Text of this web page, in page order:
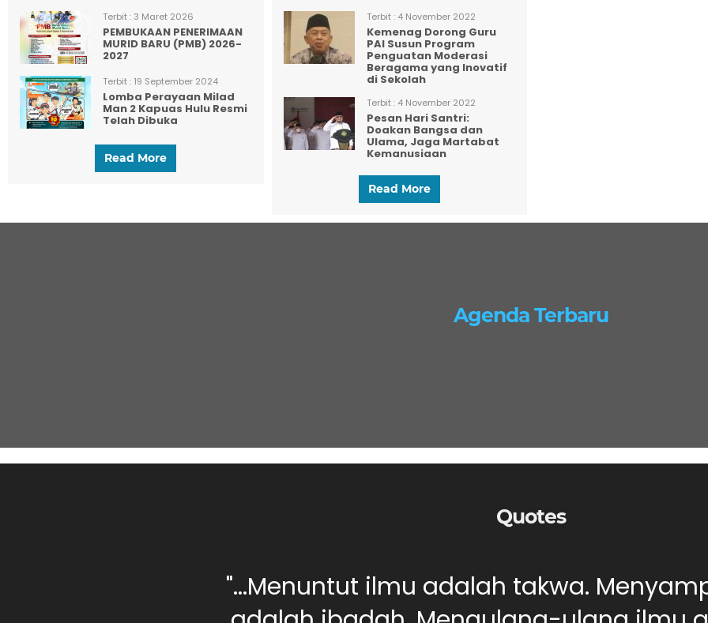
Terbit : 3 Maret 2026
PEMBUKAAN PENERIMAAN
MURID BARU (PMB) 2026-
2027
Terbit : 19 September 2024
Lomba Perayaan Milad
Man 2 Kapuas Hulu Resmi
Telah Dibuka
Read More
Terbit :4 November 2022
Kemenag Dorong Guru
PAI Susun Program
Penguatan Moderasi
Beragama yang Inovatif
di Sekolah
Terbit :4 November 2022
Pesan Hari Santri:
Doakan Bangsa dan
Ulama, Jaga Martabat
Kemanusiaan
Read More
Agenda Terbaru
Quotes
"...Menuntut ilmu adalah takwa.